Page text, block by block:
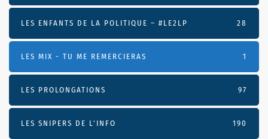
LES ENFANTS DE LA POLITIQUE – #LE2LP 28
LES MIX - TU ME REMERCIERAS 1
LES PROLONGATIONS 97
LES SNIPERS DE L’INFO 190